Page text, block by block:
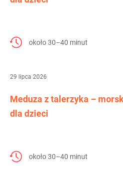
około 30–40 minut
29 lipca 2026
Meduza z talerzyka –
dla dzieci
około 30–40 minut